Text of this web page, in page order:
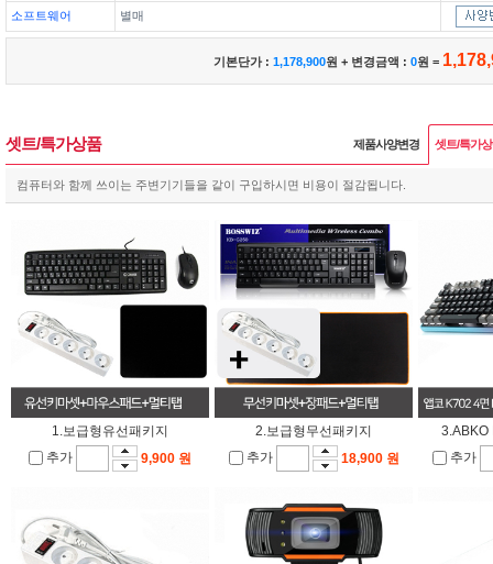
소프트웨어 별매
기본단가 : 1,178,900원 + 변경금액 : 0원 =
셋트/특가상품 제품사양변경 셋트/특가
컴퓨터와 함께 쓰이는 주변기기들을 같이 구입하시면 비용이 절감됩니다.
1.보급형유선패키지
추가
9,900 원
2.보급형무선패키지
추가
18,900 원
3.ABKO
추가